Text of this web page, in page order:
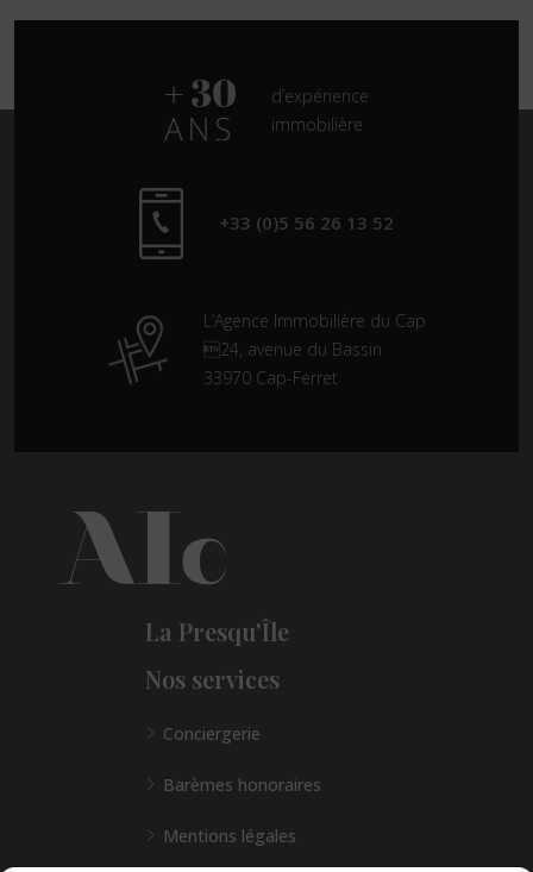
d’expérience
immobilière
+33 (0)5 56 26 13 52
L’Agence Immobilière du Cap
24, avenue du Bassin
33970 Cap-Ferret
La Presqu'Île
Nos services
Conciergerie
Barèmes honoraires
Mentions légales